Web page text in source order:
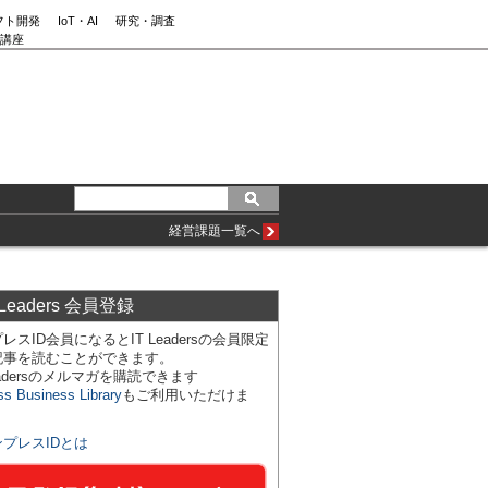
ト開発 IoT・AI
研究・調査
座
経営課題一覧へ
会員登録
スID会員になるとIT Leadersの会員限定
を読むことができます。
のメルマガを購読できます
Business Libraryもご利用いただけま
プレスIDとは